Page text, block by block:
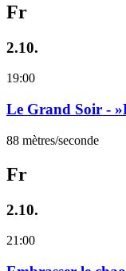
Fr
2.10.
19:00
Le Grand Soir -
88 mètres/seconde
Fr
2.10.
21:00